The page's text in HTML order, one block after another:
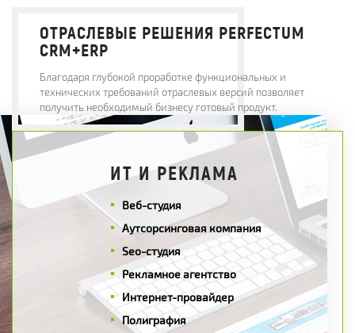
ОТРАСЛЕВЫЕ РЕШЕНИЯ PERFECTUM
CRM+ERP
Благодаря глубокой проработке функциональных и
технических требований отраслевых версий позволяет
получить необходимый бизнесу готовый продукт.
ИТ И РЕКЛАМА
Веб-студия
Аутсорсинговая компания
Seo-студия
Рекламное агентство
Интернет-провайдер
Полиграфия